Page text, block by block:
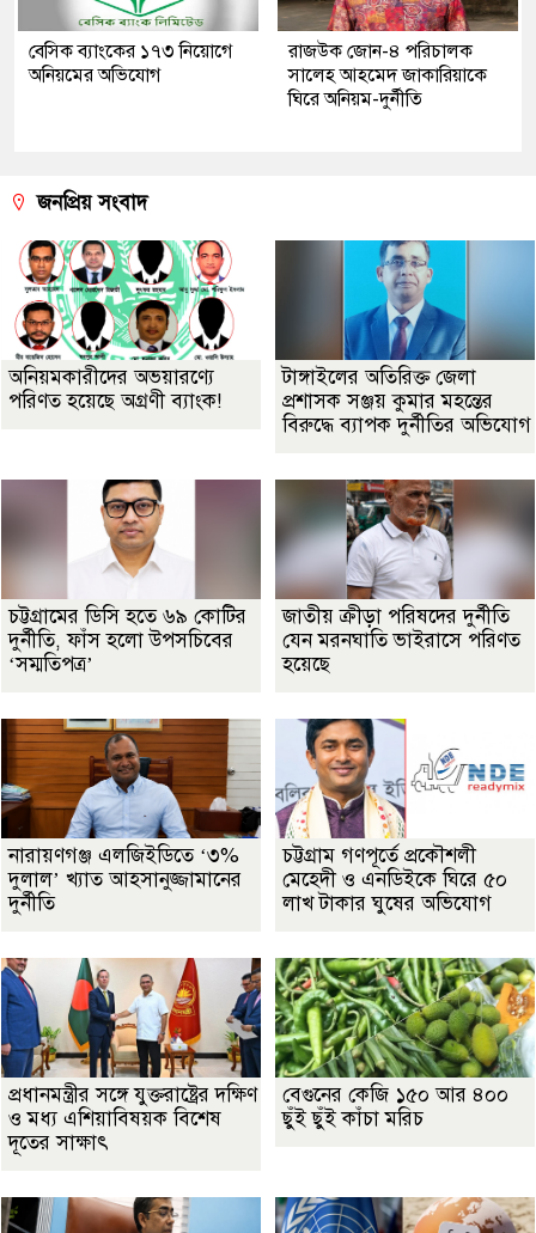
বেসিক ব্যাংকের ১৭৩ নিয়োগে
অনিয়মের অভিযোগ
রাজউক জোন-৪ পরিচালক
সালেহ আহমেদ জাকারিয়াকে
ঘিরে অনিয়ম-দুর্নীতি
জনপ্রিয় সংবাদ
অনিয়মকারীদের অভয়ারণ্যে
পরিণত হয়েছে অগ্রণী ব্যাংক!
টাঙ্গাইলের অতিরিক্ত জেলা
প্রশাসক সঞ্জয় কুমার মহন্তের
বিরুদ্ধে ব্যাপক দুর্নীতির অভিযোগ
চট্টগ্রামের ডিসি হতে ৬৯ কোটির
দুর্নীতি, ফাঁস হলো উপসচিবের
‘সম্মতিপত্র’
জাতীয় ক্রীড়া পরিষদের দুর্নীতি
যেন মরনঘাতি ভাইরাসে পরিণত
হয়েছে
নারায়ণগঞ্জ এলজিইডিতে ‘৩%
দুলাল’ খ্যাত আহসানুজ্জামানের
দুর্নীতি
চট্টগ্রাম গণপূর্তে প্রকৌশলী
মেহেদী ও এনডিইকে ঘিরে ৫০
লাখ টাকার ঘুষের অভিযোগ
প্রধানমন্ত্রীর সঙ্গে যুক্তরাষ্ট্রের দক্ষিণ
ও মধ্য এশিয়াবিষয়ক বিশেষ
দূতের সাক্ষাৎ
বেগুনের কেজি ১৫০ আর ৪০০
ছুঁই ছুঁই কাঁচা মরিচ